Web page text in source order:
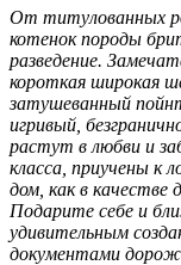
От титулованных
котенок породы
разведение.
короткая широкая
затушеванный
игривый,
растут в любви и
класса, приучены к
дом, как в качестве
Подарите себе и
удивительным
документами